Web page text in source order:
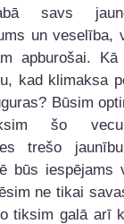
savs
un veselība,
apburošai.
kad klimaksa
Būsim
šo
trešo
būs iespējams
ne tikai
tiksim galā arī